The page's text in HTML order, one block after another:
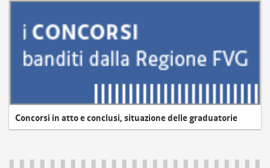
Concorsi in atto e conclusi, situazione delle graduatorie